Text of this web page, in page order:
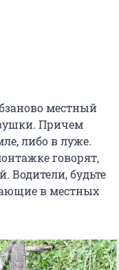
местный
Причем
либо в луже.
говорят,
Водители, будьте
в местных